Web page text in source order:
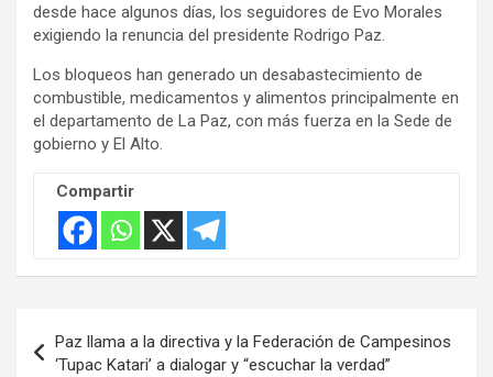
desde hace algunos días, los seguidores de Evo Morales
exigiendo la renuncia del presidente Rodrigo Paz.
Los bloqueos han generado un desabastecimiento de
combustible, medicamentos y alimentos principalmente en
el departamento de La Paz, con más fuerza en la Sede de
gobierno y El Alto.
Compartir
de
Paz llama a la directiva y la Federación de Campesinos
‘Tupac Katari’ a dialogar y “escuchar la verdad”